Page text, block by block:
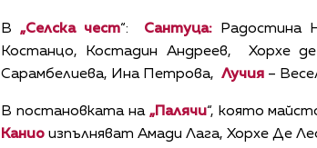
В „Селска чест“: Сантуца: Радостина
Костанцо, Костадин Андреев, Хорхе
Сарамбелиева, Ина Петрова, Лучия –
В постановката на „Палячи“, която
Канио изпълняват Амади Лага, Хорхе Де